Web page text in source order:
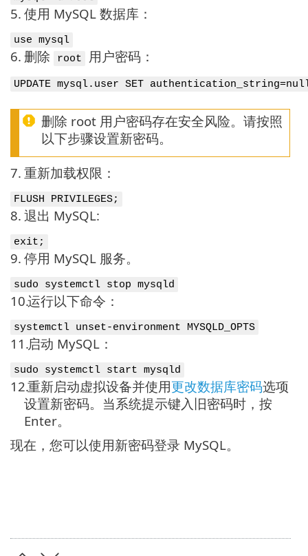
5. 使用 MySQL 数据库：
use mysql
6. 删除 root 用户密码：
UPDATE mysql.user SET
删除 root 用户密码存在安全风险。请按照
以下步骤设置新密码。
7. 重新加载权限：
FLUSH PRIVILEGES;
8. 退出 MySQL:
exit;
9. 停用 MySQL 服务。
sudo systemctl stop mysqld
10.运行以下命令：
systemctl unset-environment MYSQLD_OPTS
11.启动 MySQL：
sudo systemctl start mysqld
12.重新启动虚拟设备并使用更改数据库密码选项
设置新密码。当系统提示键入旧密码时，按
Enter。
现在，您可以使用新密码登录 MySQL。